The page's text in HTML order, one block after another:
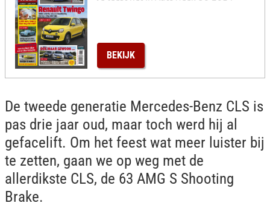
BEKIJK
De tweede generatie Mercedes-Benz CLS is
pas drie jaar oud, maar toch werd hij al
gefacelift. Om het feest wat meer luister bij
te zetten, gaan we op weg met de
allerdikste CLS, de 63 AMG S Shooting
Brake.